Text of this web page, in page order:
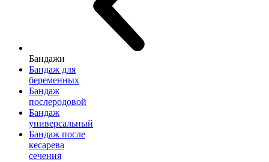
Бандажи
Бандаж для
беременных
Бандаж
послеродовой
Бандаж
универсальный
Бандаж после
кесарева
сечения